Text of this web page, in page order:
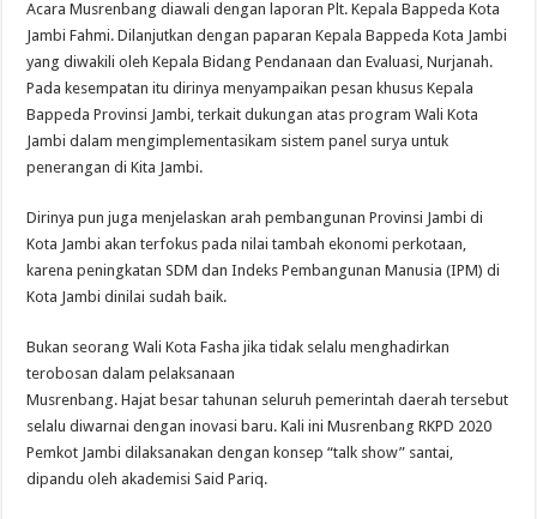
Acara Musrenbang diawali dengan laporan Plt. Kepala Bappeda Kota
Jambi Fahmi. Dilanjutkan dengan paparan Kepala Bappeda Kota Jambi
yang diwakili oleh Kepala Bidang Pendanaan dan Evaluasi, Nurjanah.
Pada kesempatan itu dirinya menyampaikan pesan khusus Kepala
Bappeda Provinsi Jambi, terkait dukungan atas program Wali Kota
Jambi dalam mengimplementasikam sistem panel surya untuk
penerangan di Kita Jambi.
Dirinya pun juga menjelaskan arah pembangunan Provinsi Jambi di
Kota Jambi akan terfokus pada nilai tambah ekonomi perkotaan,
karena peningkatan SDM dan Indeks Pembangunan Manusia (IPM) di
Kota Jambi dinilai sudah baik.
Bukan seorang Wali Kota Fasha jika tidak selalu menghadirkan
terobosan dalam pelaksanaan
Musrenbang. Hajat besar tahunan seluruh pemerintah daerah tersebut
selalu diwarnai dengan inovasi baru. Kali ini Musrenbang RKPD 2020
Pemkot Jambi dilaksanakan dengan konsep “talk show” santai,
dipandu oleh akademisi Said Pariq.